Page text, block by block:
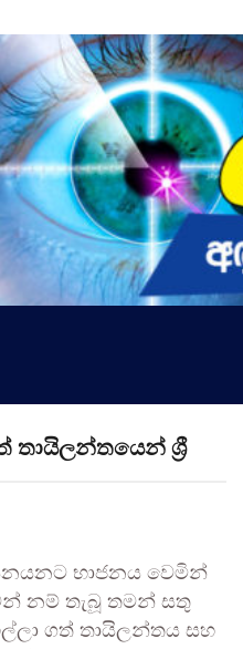
තායිලන්තයෙන් ශ්‍රී
භාජනය වෙමින්
නම් තැබූ තමන් සතු
ගත් තායිලන්තය සහ